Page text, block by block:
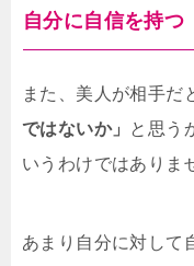
自分に自信を持つ
また、美人が相手だ
ではないか」 と思う
いうわけではありま
あまり自分に対して